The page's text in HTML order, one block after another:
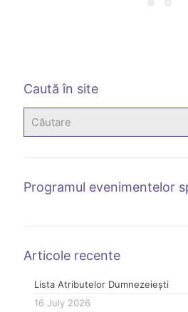
Caută în site
Programul evenimentelor
Articole recente
Lista Atributelor Dumnezeiești
16 July 2026